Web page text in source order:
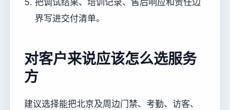
界写进交付清单。
对客户来说应该怎么选服务
方
建议选择能把北京及周边门禁、考勤、访客、